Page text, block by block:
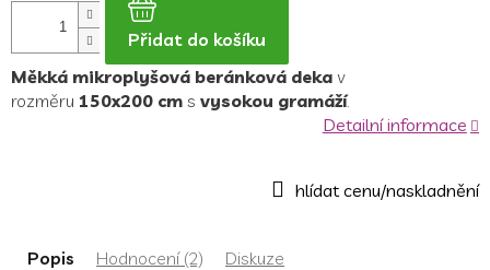
Přidat do košíku
Měkká mikroplyšová beránková deka v
rozměru 150x200 cm s vysokou gramáží.
Detailní informace
Popis Hodnocení (2) Diskuze